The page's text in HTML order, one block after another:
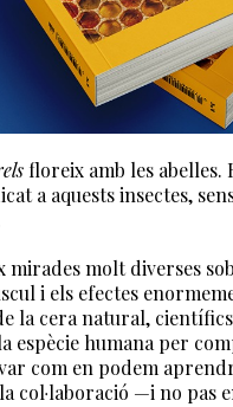
floreix amb les abelles.
a aquests insectes,
molt diverses
i els efectes
la cera natural,
espècie humana per
com en podem
col·laboració —i no pas